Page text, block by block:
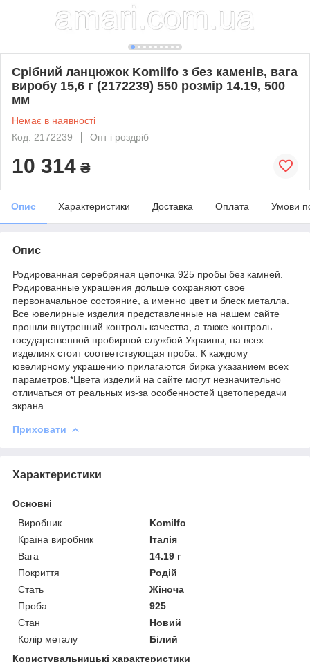
Срібний ланцюжок Komilfo з без каменів, вага
виробу 15,6 г (2172239) 550 розмір 14.19, 500
мм
Немає в наявності
Код: 2172239
Опт і роздріб
10 314 ₴
Опис Характеристики Доставка Оплата Умови
Опис
Родированная серебряная цепочка 925 пробы без камней.
Родированные украшения дольше сохраняют свое
первоначальное состояние, а именно цвет и блеск металла.
Все ювелирные изделия представленные на нашем сайте
прошли внутренний контроль качества, а также контроль
государственной пробирной службой Украины, на всех
изделиях стоит соответствующая проба. К каждому
ювелирному украшению прилагаются бирка указанием всех
параметров.*Цвета изделий на сайте могут незначительно
отличаться от реальных из-за особенностей цветопередачи
экрана
Приховати
Характеристики
Основні
Виробник
Komilfo
Країна виробник
Італія
Вага
14.19 г
Покриття
Родій
Стать
Жіноча
Проба
925
Стан
Новий
Колір металу
Білий
Користувальницькі характеристики